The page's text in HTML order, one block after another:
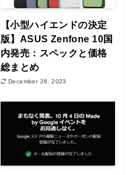
【小型ハイエンドの決定
版】ASUS Zenfone 10国
内発売：スペックと価格
総まとめ
December 28, 2023